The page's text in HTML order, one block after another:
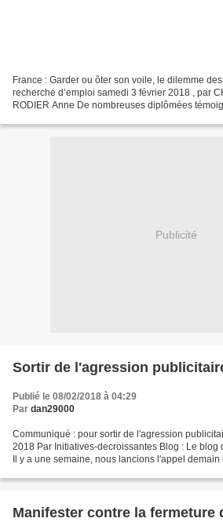
France : Garder ou ôter son voile, le dilemme
recherche d’emploi samedi 3 février 2018 , par
RODIER Anne De nombreuses diplômées
Publicité
Sortir de l'agression
Publié le 08/02/2018 à 04:29
Par dan29000
Communiqué : pour sortir de l'agression
2018 Par Initiatives-decroissantes Blog : Le blog
Il y a une semaine, nous lancions l'appel
Manifester contre la fermeture